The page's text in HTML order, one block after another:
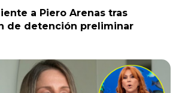
a Piero Arenas tras
de detención preliminar